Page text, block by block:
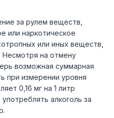
за рулем веществ,
или наркотическое
или иных веществ,
на отмену
возможная суммарная
при измерении уровня
0,16 мг на 1 литр
алкоголь за